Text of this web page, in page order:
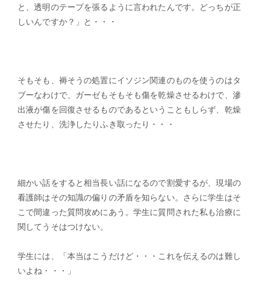
と、透明のテープを張るように言われたんです。どっちが正
しいんですか？」と・・・
そもそも、褥そうの処置にイソジン関連のものを使うのはタ
ブーなわけで、ガーゼもそもそも傷を乾燥させるわけで、滲
出液が傷を回復させるものであるということもしらず、乾燥
させたり、洗浄したりふき取ったり・・・
細かい話をすると相当長い話になるので割愛するが、現場の
看護師はその知識の偏りの矛盾を知らない。さらに学生はそ
こで間違った質問攻めにあう。学生に質問された私も治療に
関してうそはつけない。
学生には、「本当はこうだけど・・・これを伝えるのは難し
いよね・・・」